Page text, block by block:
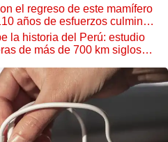
el regreso de este mamífero
años de esfuerzos culminan
para la conservación
la historia del Perú: estudio
de más de 700 km siglos